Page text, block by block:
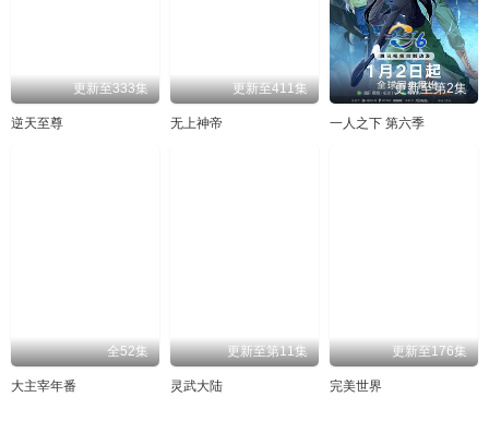
更新至333集
逆天至尊
更新至411集
无上神帝
更新至第2集
一人之下 第六季
全52集
大主宰年番
更新至第11集
灵武大陆
更新至176集
完美世界